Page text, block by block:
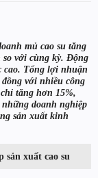
mủ cao su tăng
với cùng kỳ. Động
cao. Tổng lợi nhuận
với nhiều công
tăng hơn 15%,
doanh nghiệp
sản xuất kinh
sản xuất cao su